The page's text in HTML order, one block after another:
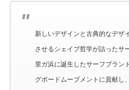
新しいデザインと古典的なデザ
させるシェイプ哲学が詰ったサ
里ガ浜に誕生したサーフブラン
グボードムーブメントに貢献し